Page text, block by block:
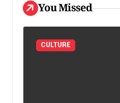
You Missed
CULTURE